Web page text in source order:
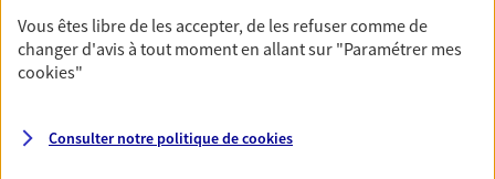
Découvrir l'offre Retraite
Pour un avenir serein, assurez-vous avec notre
contrat prévoyance. Préservez vos proches en cas
Vous êtes libre de les accepter, de les refuser comme de
changer d'avis à tout moment en allant sur "Paramétrer mes
cookies"
Consulter notre politique decookies